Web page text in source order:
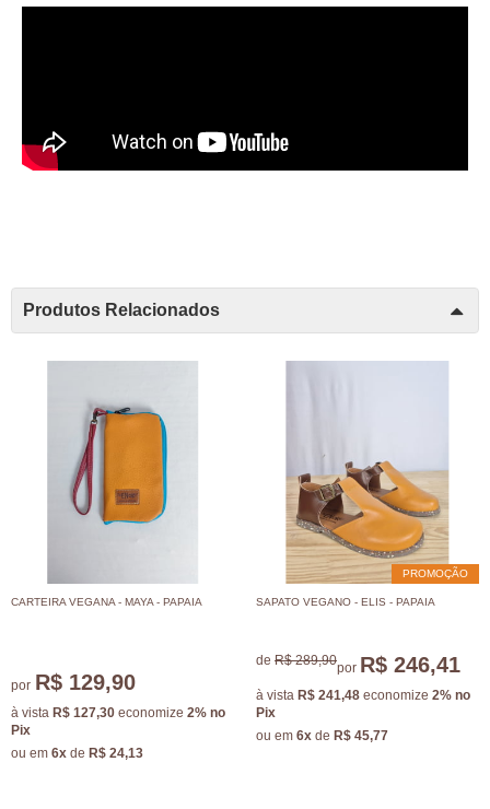
Produtos Relacionados
CARTEIRA VEGANA - MAYA - PAPAIA
por R$ 129,90
à vista R$ 127,30 economize 2% no
Pix
ou em 6x de R$ 24,13
PROMOÇÃO
SAPATO VEGANO - ELIS - PAPAIA
de R$ 289,90por R$ 246,41
à vista R$ 241,48 economize 2% no
Pix
ou em 6x de R$ 45,77